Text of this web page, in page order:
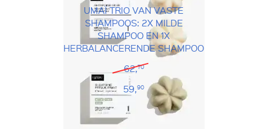
UMAÏ TRIO VAN VASTE
SHAMPOOS: 2X MILDE
SHAMPOO EN 1X
HERBALANCERENDE SHAMPOO
62,70
59,90